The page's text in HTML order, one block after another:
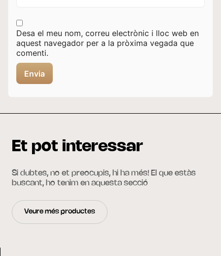
Desa el meu nom, correu electrònic i lloc web en
aquest navegador per a la pròxima vegada que
comenti.
Et pot interessar
Si dubtes, no et preocupis, hi ha més! El que estàs
buscant, ho tenim en aquesta secció
Veure més productes